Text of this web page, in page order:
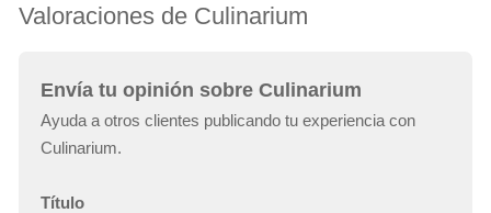
Valoraciones de Culinarium
Envía tu opinión sobre Culinarium
Ayuda a otros clientes publicando tu experiencia con
Culinarium.
Título